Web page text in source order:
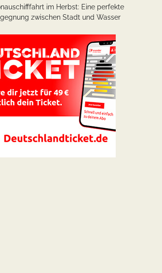
im Herbst: Eine perfekte
zwischen Stadt und Wasser